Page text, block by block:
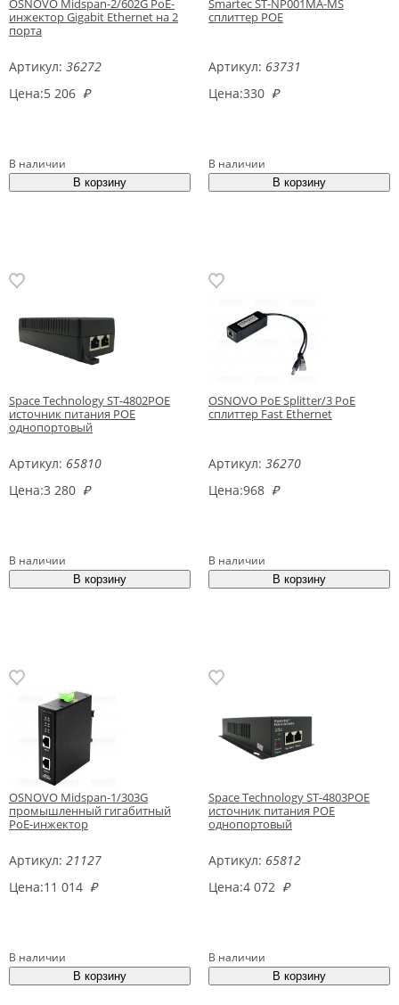
OSNOVO Midspan-2/602G PoE-
инжектор Gigabit Ethernet на 2
порта
Артикул: 36272
Цена:5 206 ₽
В наличии
Smartec ST-NP001MA-MS
сплиттер POE
Артикул: 63731
Цена:330 ₽
В наличии
Space Technology ST-4802POE
источник питания POE
однопортовый
Артикул: 65810
Цена:3 280 ₽
В наличии
OSNOVO PoE Splitter/3 PoE
сплиттер Fast Ethernet
Артикул: 36270
Цена:968 ₽
В наличии
OSNOVO Midspan-1/303G
промышленный гигабитный
PoE-инжектор
Артикул: 21127
Цена:11 014 ₽
В наличии
Space Technology ST-4803POE
источник питания POE
однопортовый
Артикул: 65812
Цена:4 072 ₽
В наличии